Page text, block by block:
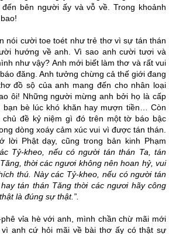
bên người ấy và vỗ về. Trong khoảnh
nói cười toe toét như trẻ thơ vì sự tán thán
hướng về anh. Vì sao anh cười tươi và
như vậy? Anh mới biết làm thơ và rất vui
đăng. Anh tưởng chừng cả thế giới đang
đồ sộ của anh mang đến cho nhân loại
ôi! Những người mừng anh bởi họ là cấp
bạn bè lúc khó khăn hay mượn tiền… Còn
đề kỷ niệm gì đó trên một tờ báo bậc
dòng xoáy cảm xúc vui vì được tán thán.
lời Phật dạy, cũng trong bản kinh Phạm
Tỷ-kheo, nếu có người tán thán Ta, tán
thời các ngươi không nên hoan hỷ, vui
thú. Này các Tỷ-kheo, nếu có người tán
tán thán Tăng thời các ngươi hãy công
là đúng sự thật.”.
vỉa hè với anh, mình chần chừ mãi mới
anh cứ hỏi mãi về bài thơ ấy có thật sự